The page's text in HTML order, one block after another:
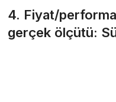
4. Fiyat/
gerçek ölçütü: